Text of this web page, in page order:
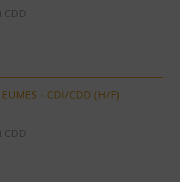
- CDI/CDD (H/F)